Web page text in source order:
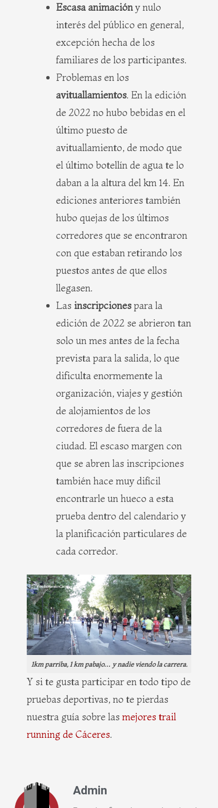
Escasa animacióny nulo
interés del público en general,
excepción hecha de los
familiares de los participantes.
Problemas en los
avituallamientos. En la edición
de 2022 no hubo bebidas en el
último puesto de
avituallamiento, de modo que
el último botellín de agua te lo
daban a la altura del km 14. En
ediciones anteriores también
hubo quejas de los últimos
corredores que se encontraron
con que estaban retirando los
puestos antes de que ellos
llegasen.
Las inscripciones para la
edición de 2022 se abrieron tan
solo un mes antes de la fecha
prevista para la salida, lo que
dificulta enormemente la
organización, viajes y gestión
de alojamientos de los
corredores de fuera de la
ciudad. El escaso margen con
que se abren las inscripciones
también hace muy difícil
encontrarle un hueco a esta
prueba dentro del calendario y
la planificación particulares de
cada corredor.
1km parriba, 1 km pabajo… y nadie viendo la carrera.
Y si te gusta participar en todo tipo de
pruebas deportivas, no te pierdas
nuestra guía sobre las mejores trail
running de Cáceres.
Admin